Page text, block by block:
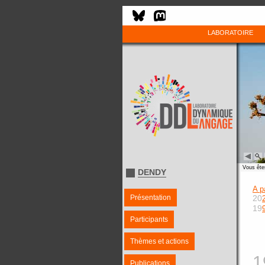
LABORATOIRE
DENDY
Présentation
Participants
Thèmes et actions
Publications
Vous
A
20
19